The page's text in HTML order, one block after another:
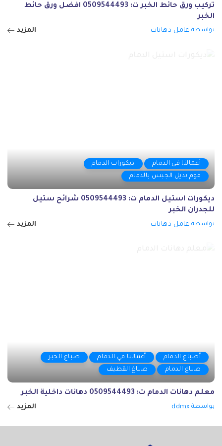
تركيب ورق حائط الخبر ت: 0509544493 افضل ورق حائط
الخبر
Posted
بواسطة عامل دهانات المزيد
أعمالنا في الدمام
ديكورات الدمام
فوم بديل الجبس بالدمام
ديكورات استيل الدمام ت: 0509544493 شرائح ستيل
للجدران الخبر
Posted
بواسطة عامل دهانات المزيد
أصباغ الدمام أعمالنا في الدمام
صباغ الخبر
صباغ الدمام
صباغ القطيف
معلم دهانات الدمام ت: 0509544493 دهانات داخلية الخبر
Posted
بواسطة ddmx المزيد